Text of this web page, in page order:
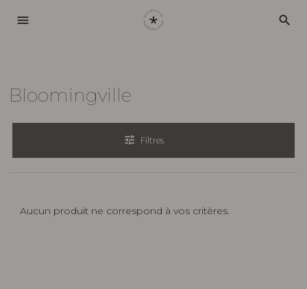
menu search
Bloomingville
tune Filtres
Aucun produit ne correspond à vos critères.